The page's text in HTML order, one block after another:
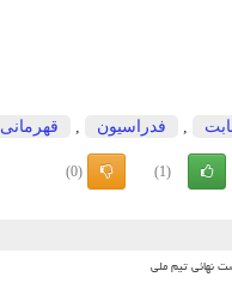
فدراسیون قهرمانی
(1)
(0)